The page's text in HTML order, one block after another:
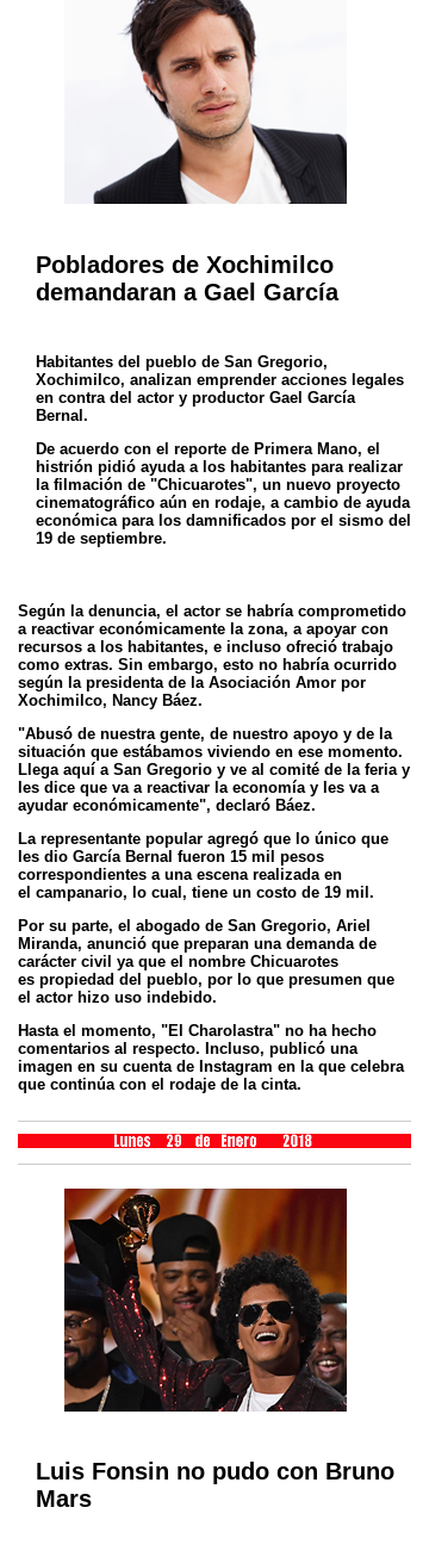
Pobladores de Xochimilco
demandaran a Gael García
Habitantes del pueblo de San Gregorio,
Xochimilco, analizan emprender acciones legales
en contra del actor y productor Gael García
Bernal.
De acuerdo con el reporte de Primera Mano, el
histrión pidió ayuda a los habitantes para realizar
la filmación de "Chicuarotes", un nuevo proyecto
cinematográfico aún en rodaje, a cambio de ayuda
económica para los damnificados por el sismo del
19 de septiembre.
Según la denuncia, el actor se habría comprometido
a reactivar económicamente la zona, a apoyar con
recursos a los habitantes, e incluso ofreció trabajo
como extras. Sin embargo, esto no habría ocurrido
según la presidenta de la Asociación Amor por
Xochimilco, Nancy Báez.
"Abusó de nuestra gente, de nuestro apoyo y de la
situación que estábamos viviendo en ese momento.
Llega aquí a San Gregorio y ve al comité de la feria y
les dice que va a reactivar la economía y les va a
ayudar económicamente", declaró Báez.
La representante popular agregó que lo único que
les dio García Bernal fueron 15 mil pesos
correspondientes a una escena realizada en
el campanario, lo cual, tiene un costo de 19 mil.
Por su parte, el abogado de San Gregorio, Ariel
Miranda, anunció que preparan una demanda de
carácter civil ya que el nombre Chicuarotes
es propiedad del pueblo, por lo que presumen que
el actor hizo uso indebido.
Hasta el momento, "El Charolastra" no ha hecho
comentarios al respecto. Incluso, publicó una
imagen en su cuenta de Instagram en la que celebra
que continúa con el rodaje de la cinta.
Luis Fonsin no pudo con Bruno
Mars